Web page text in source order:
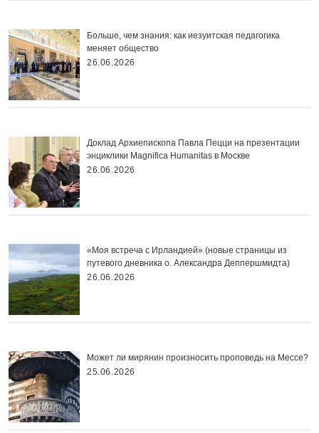
Больше, чем знания: как иезуитская педагогика
меняет общество
26.06.2026
Доклад Архиепископа Павла Пецци на презентации
энциклики Magnifica Нumanitas в Москве
26.06.2026
«Моя встреча с Ирландией» (новые страницы из
путевого дневника о. Александра Деппершмидта)
26.06.2026
Может ли мирянин произносить проповедь на Мессе?
25.06.2026